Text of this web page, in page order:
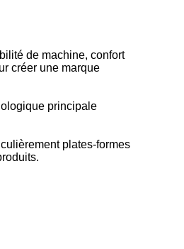
de machine, confort
créer une marque
principale
plates-formes